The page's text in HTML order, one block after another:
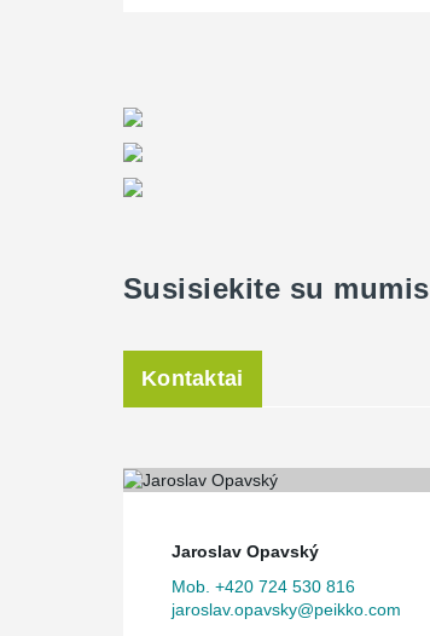
Susisiekite su mumis
Kontaktai
Jaroslav Opavský
Mob. +420 724 530 816
jaroslav.opavsky@peikko.com